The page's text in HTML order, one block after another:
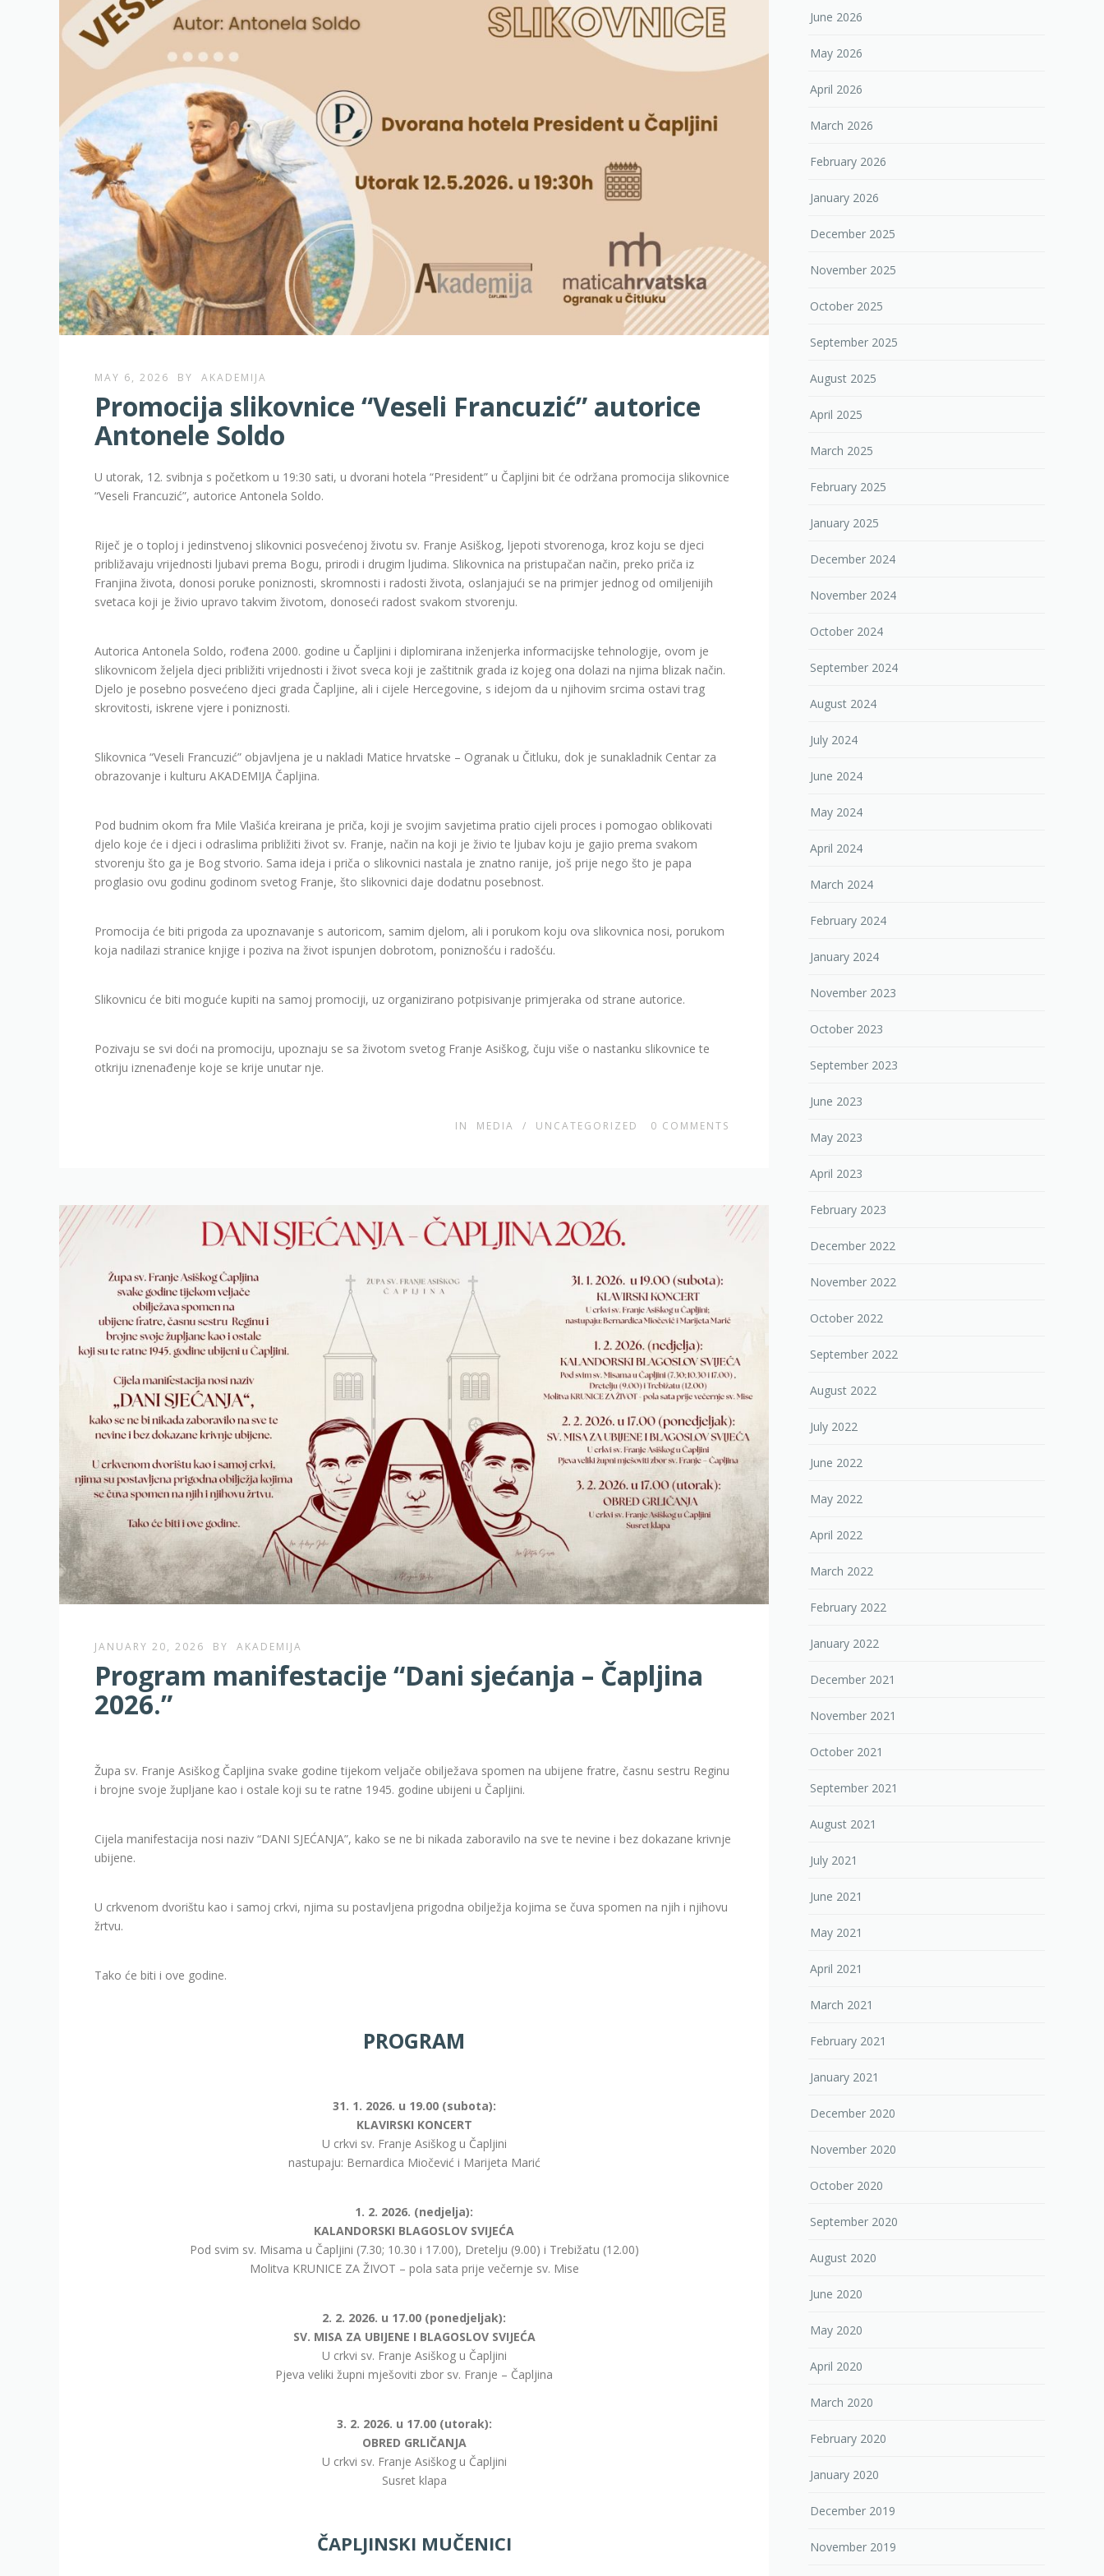
MAY 6, 2026 BY AKADEMIJA
Promocija slikovnice “Veseli Francuzić” autorice
Antonele Soldo
U utorak, 12. svibnja s početkom u 19:30 sati, u dvorani hotela “President” u Čapljini bit će održana promocija slikovnice
“Veseli Francuzić”, autorice Antonela Soldo.
Riječ je o toploj i jedinstvenoj slikovnici posvećenoj životu sv. Franje Asiškog, ljepoti stvorenoga, kroz koju se djeci
približavaju vrijednosti ljubavi prema Bogu, prirodi i drugim ljudima. Slikovnica na pristupačan način, preko priča iz
Franjina života, donosi poruke poniznosti, skromnosti i radosti života, oslanjajući se na primjer jednog od omiljenijih
svetaca koji je živio upravo takvim životom, donoseći radost svakom stvorenju.
Autorica Antonela Soldo, rođena 2000. godine u Čapljini i diplomirana inženjerka informacijske tehnologije, ovom je
slikovnicom željela djeci približiti vrijednosti i život sveca koji je zaštitnik grada iz kojeg ona dolazi na njima blizak način.
Djelo je posebno posvećeno djeci grada Čapljine, ali i cijele Hercegovine, s idejom da u njihovim srcima ostavi trag
skrovitosti, iskrene vjere i poniznosti.
Slikovnica “Veseli Francuzić” objavljena je u nakladi Matice hrvatske – Ogranak u Čitluku, dok je sunakladnik Centar za
obrazovanje i kulturu AKADEMIJA Čapljina.
Pod budnim okom fra Mile Vlašića kreirana je priča, koji je svojim savjetima pratio cijeli proces i pomogao oblikovati
djelo koje će i djeci i odraslima približiti život sv. Franje, način na koji je živio te ljubav koju je gajio prema svakom
stvorenju što ga je Bog stvorio. Sama ideja i priča o slikovnici nastala je znatno ranije, još prije nego što je papa
proglasio ovu godinu godinom svetog Franje, što slikovnici daje dodatnu posebnost.
Promocija će biti prigoda za upoznavanje s autoricom, samim djelom, ali i porukom koju ova slikovnica nosi, porukom
koja nadilazi stranice knjige i poziva na život ispunjen dobrotom, poniznošću i radošću.
Slikovnicu će biti moguće kupiti na samoj promociji, uz organizirano potpisivanje primjeraka od strane autorice.
Pozivaju se svi doći na promociju, upoznaju se sa životom svetog Franje Asiškog, čuju više o nastanku slikovnice te
otkriju iznenađenje koje se krije unutar nje.
IN MEDIA / UNCATEGORIZED 0 COMMENTS
JANUARY 20, 2026 BY AKADEMIJA
Program manifestacije “Dani sjećanja – Čapljina
2026.”
Župa sv. Franje Asiškog Čapljina svake godine tijekom veljače obilježava spomen na ubijene fratre, časnu sestru Reginu
i brojne svoje župljane kao i ostale koji su te ratne 1945. godine ubijeni u Čapljini.
Cijela manifestacija nosi naziv “DANI SJEĆANJA”, kako se ne bi nikada zaboravilo na sve te nevine i bez dokazane krivnje
ubijene.
U crkvenom dvorištu kao i samoj crkvi, njima su postavljena prigodna obilježja kojima se čuva spomen na njih i njihovu
žrtvu.
Tako će biti i ove godine.
PROGRAM
31. 1. 2026. u 19.00 (subota):
KLAVIRSKI KONCERT
U crkvi sv. Franje Asiškog u Čapljini
nastupaju: Bernardica Miočević i Marijeta Marić
1. 2. 2026. (nedjelja):
KALANDORSKI BLAGOSLOV SVIJEĆA
Pod svim sv. Misama u Čapljini (7.30; 10.30 i 17.00), Dretelju (9.00) i Trebižatu (12.00)
Molitva KRUNICE ZA ŽIVOT – pola sata prije večernje sv. Mise
2. 2. 2026. u 17.00 (ponedjeljak):
SV. MISA ZA UBIJENE I BLAGOSLOV SVIJEĆA
U crkvi sv. Franje Asiškog u Čapljini
Pjeva veliki župni mješoviti zbor sv. Franje – Čapljina
3. 2. 2026. u 17.00 (utorak):
OBRED GRLIČANJA
U crkvi sv. Franje Asiškog u Čapljini
Susret klapa
ČAPLJINSKI MUČENICI
June 2026
May 2026
April 2026
March 2026
February 2026
January 2026
December 2025
November 2025
October 2025
September 2025
August 2025
April 2025
March 2025
February 2025
January 2025
December 2024
November 2024
October 2024
September 2024
August 2024
July 2024
June 2024
May 2024
April 2024
March 2024
February 2024
January 2024
November 2023
October 2023
September 2023
June 2023
May 2023
April 2023
February 2023
December 2022
November 2022
October 2022
September 2022
August 2022
July 2022
June 2022
May 2022
April 2022
March 2022
February 2022
January 2022
December 2021
November 2021
October 2021
September 2021
August 2021
July 2021
June 2021
May 2021
April 2021
March 2021
February 2021
January 2021
December 2020
November 2020
October 2020
September 2020
August 2020
June 2020
May 2020
April 2020
March 2020
February 2020
January 2020
December 2019
November 2019